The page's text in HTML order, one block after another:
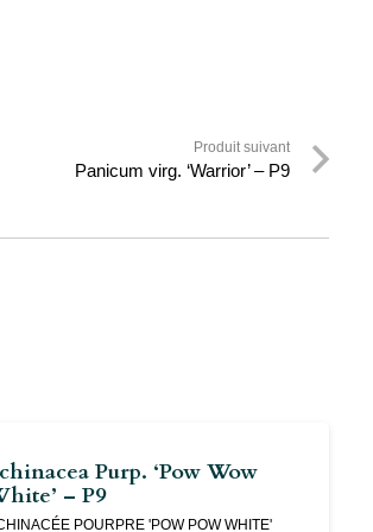
Produit suivant
Panicum virg. ‘Warrior’ – P9
Purp. ‘Pow Wow
– P9
POURPRE 'POW POW WHITE'